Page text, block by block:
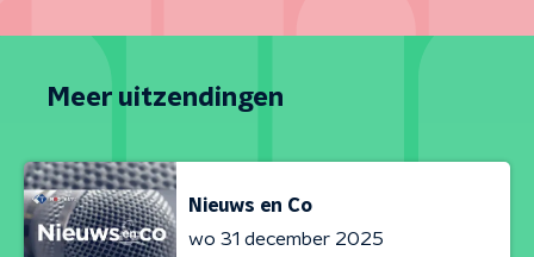
Meer uitzendingen
Nieuws en Co
wo 31 december 2025